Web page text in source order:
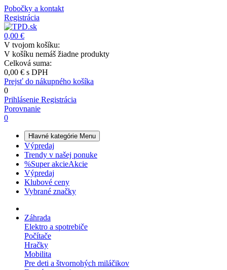
Pobočky a kontakt
Registrácia
0,00 €
V tvojom košíku:
V košíku nemáš žiadne produkty
Celková suma:
0,00 € s DPH
Prejsť do nákupného košíka
0
Prihlásenie Registrácia
Porovnanie
0
Hlavné kategórie Menu
Výpredaj
Trendy v našej ponuke
%Super akcieAkcie
Výpredaj
Klubové ceny
Vybrané značky
Záhrada
Elektro a spotrebiče
Počítače
Hračky
Mobilita
Pre deti a štvornohých miláčikov